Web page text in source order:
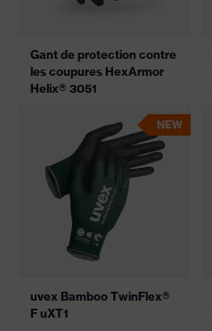
Gant de protection contre
les coupures HexArmor
Helix® 3051
NEW
uvex Bamboo TwinFlex®
F uXT1